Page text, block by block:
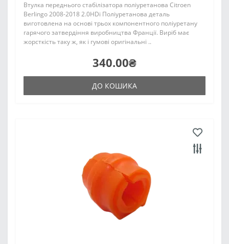
Втулка переднього стабілізатора поліуретанова Citroen
Berlingo 2008-2018 2.0HDi Поліуретанова деталь
виготовлена на основі трьох компонентного поліуретану
гарячого затвердіння виробництва Франції. Виріб має
жорсткість таку ж, як і гумові оригінальні ..
340.00₴
ДО КОШИКА